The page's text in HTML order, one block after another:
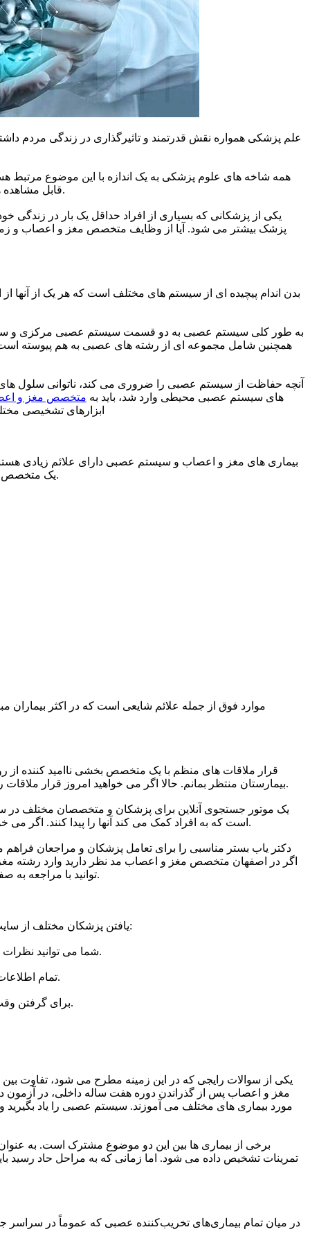
علم پزشکی همواره نقش قدرتمند و تاثیرگذاری در زندگی مردم
همه شاخه های علوم پزشکی به یک اندازه با این موضوع مرتبط
قابل مشاهده هستند. به همین دلیل است که در میان اطرافیان خود ارجاع به برخی از شاخه های علوم پزشکی را بیشتر از سایر شاخه ها مشاهده می کنید.
یکی از پزشکانی که بسیاری از افراد حداقل یک بار در زندگی
پزشک بیشتر می شود. آیا از وظایف متخصص مغز و اعصاب و
بدن اندام پیچیده ای از سیستم های مختلف است که هر یک از آنها
به طور کلی سیستم عصبی به دو قسمت سیستم عصبی مرکزی و
همچنین شامل مجموعه ای از رشته های عصبی به هم پیوسته
آنچه حفاظت از سیستم عصبی را ضروری می کند، ناتوانی سلول های
های سیستم عصبی محیطی وارد شد، باید به متخصص مغز و
ابزارهای تشخیصی
بیماری های مغز و اعصاب و سیستم عصبی دارای علائم زیادی
یک متخصص مغز و اعصاب مراجعه کنید. بنابراین، اگر با هر یک از مشکلات زیر مواجه هستید، باید در اسرع وقت به متخصص مغز و اعصاب مراجعه کنید.
موارد فوق از جمله علائم شایعی است که در اکثر
قرار ملاقات های منظم با یک متخصص بخشی ناامید کننده از
بیمارستان منتظر بمانم. حالا اگر می خواهید امروز قرار ملاقات رزرو کنید راه ساده تری وجود دارد. به عنوان مثال، سفارش آنلاین یکی از رایج ترین روش هایی است که امروزه مورد استفاده قرار می گیرد.
است که به افراد کمک می کند آنها را پیدا کنند. اگر می خواهید بهترین متخصص مغز و اعصاب را پیدا کنید، می توانید با مراجعه به وب سایت نوبت دهی آنلاین پزشک، پزشک مورد نظر خود را پیدا کنید.
دکتر یاب بستر مناسبی را برای تعامل پزشکان و مراجعان
اگر در اصفهان متخصص مغز و اعصاب مد نظر دارید وارد رشته
توانید با مراجعه به صفحه هر پزشک اطلاعاتی مانند شماره تماس، آدرس، سابقه فعالیت و نظرات مشتریان را مطالعه کرده و یا حتی به صورت آنلاین نوبت بگیرید.
یافتن پزشکان مختلف از سایت دکترا مزایایی دارد که باید از آن ها آگاه باشید. این مزایا تا حد زیادی به شما کمک می کند تا یک پزشک پیدا کنید و یک قرار ملاقات رزرو کنید:
شما می توانید نظرات سایر مشتریان را در وب سایت دکترآب مشاهده و بررسی کنید. بنابراین می توانید میزان رضایت مشتری و نحوه کار پزشک مربوطه را بدانید.
تمام اطلاعات لازم در مورد هر پزشک در صفحه او درج شده است و به همین دلیل برای یافتن آدرس یا شماره تلفن نیازی به جستجو در کل اینترنت نیست.
برای گرفتن وقت پزشک از طریق سایت دکترآب نیازی به مراجعه حضوری نیست. تنها با چند کلیک می توانید با یک پزشک از هر مکان جغرافیایی وقت بگیرید.
یکی از سوالات رایجی که در این زمینه مطرح می شود، تفاوت
مغز و اعصاب پس از گذراندن دوره هفت ساله داخلی، در
مورد بیماری های مختلف می آموزند. سیستم عصبی را یاد بگیرید
برخی از بیماری ها بین این دو موضوع مشترک است. به
تمرینات تشخیص داده می شود. اما زمانی که به مراحل حاد رسید
در میان تمام بیماری‌های تخریب‌کننده عصبی که عموماً در سراسر